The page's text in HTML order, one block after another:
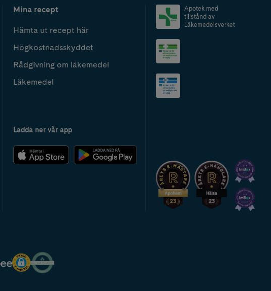
Mina recept
Hämta ut recept här
Högkostnadsskyddet
Rådgivning om läkemedel
Läkemedel
Ladda ner vår app
Apotek med
tillstånd av
Läkemedelsverket
2024